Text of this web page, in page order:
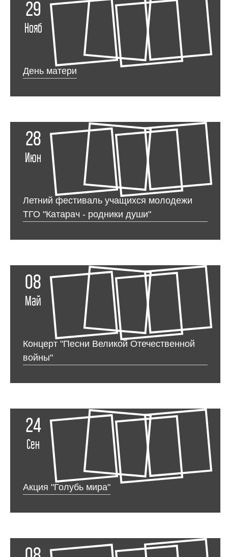
29
Нояб
День матери
28
Июн
Летний фестиваль учащихся молодежи
ТГО "Катарач - родники души"
08
Май
Концерт "Песни Великой Отечественной
войны"
24
Сен
Акция "Голубь мира"